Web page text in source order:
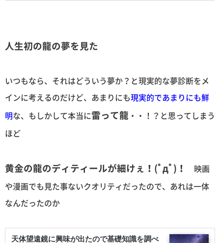
人生初の龍の夢を見た
いつもなら、それはどういう夢か？と現実的な夢診断をメ
インに考えるのだけど、あまりにも現実的であまりにも鮮
明な、もしかして本当に雷って龍 ・・！？と思ってしまう
ほど
黄金の龍のディティールが細けぇ！(ﾟдﾟ)！
映画
や漫画でも見た事ないクオリティだったので、あれは一体
なんだったのか